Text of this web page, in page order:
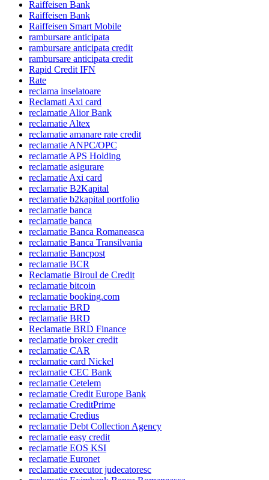
Raiffeisen Bank
Raiffeisen Bank
Raiffeisen Smart Mobile
rambursare anticipata
rambursare anticipata credit
rambursare anticipata credit
Rapid Credit IFN
Rate
reclama inselatoare
Reclamati Axi card
reclamatie Alior Bank
reclamatie Altex
reclamatie amanare rate credit
reclamatie ANPC/OPC
reclamatie APS Holding
reclamatie asigurare
reclamatie Axi card
reclamatie B2Kapital
reclamatie b2kapital portfolio
reclamatie banca
reclamatie banca
reclamatie Banca Romaneasca
reclamatie Banca Transilvania
reclamatie Bancpost
reclamatie BCR
Reclamatie Biroul de Credit
reclamatie bitcoin
reclamatie booking.com
reclamatie BRD
reclamatie BRD
Reclamatie BRD Finance
reclamatie broker credit
reclamatie CAR
reclamatie card Nickel
reclamatie CEC Bank
reclamatie Cetelem
reclamatie Credit Europe Bank
reclamatie CreditPrime
reclamatie Credius
reclamatie Debt Collection Agency
reclamatie easy credit
reclamatie EOS KSI
reclamatie Euronet
reclamatie executor judecatoresc